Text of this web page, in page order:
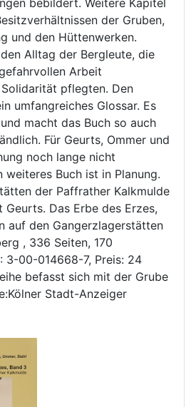
bebildert. Weitere Kapitel
der Gruben,
und den Hüttenwerken.
Alltag der Bergleute, die
Arbeit
pflegten. Den
umfangreiches Glossar. Es
macht das Buch so auch
Für Geurts, Ommer und
noch lange nicht
weiteres Buch ist in Planung.
der Paffrather Kalkmulde
Geurts. Das Erbe des Erzes,
auf den Gangerzlagerstätten
, 336 Seiten, 170
3-00-014668-7, Preis: 24
befasst sich mit der Grube
Stadt-Anzeiger